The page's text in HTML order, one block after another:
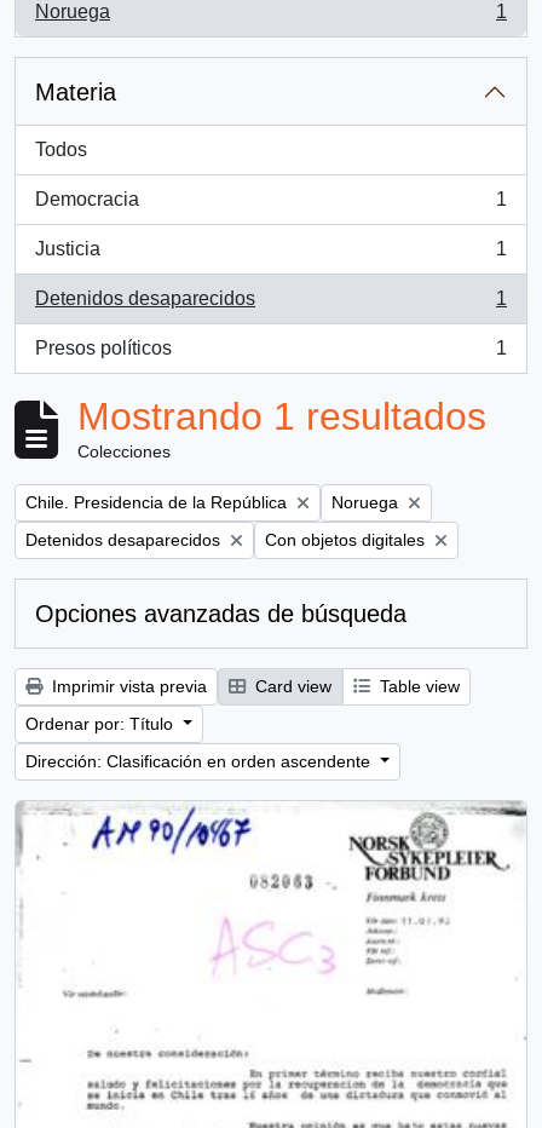
Noruega
, 1 resultados
1
Materia
Todos
Democracia
, 1 resultados
1
Justicia
, 1 resultados
1
Detenidos desaparecidos
, 1 resultados
1
Presos políticos
, 1 resultados
1
Mostrando 1 resultados
Colecciones
Remove filter:
Chile. Presidencia de la República Remove filter:
Noruega
Remove filter:
Detenidos desaparecidos Remove filter:
Con objetos digitales
Opciones avanzadas de búsqueda
Imprimir vista previa Card view
Table view
Ordenar por: Título
Dirección: Clasificación en orden ascendente